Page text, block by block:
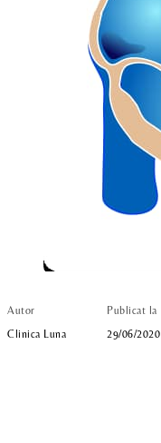
Autor
Clinica Luna
Publicat la
29/06/2020